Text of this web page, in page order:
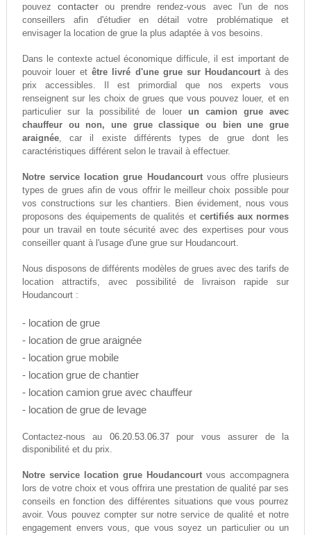
pouvezcontacter ou prendre rendez-vous avec l'un de nos
conseillers afin d'étudier en détail votre problématique et
envisager la location de grue la plus adaptée à vos besoins.
Dans le contexte actuel économique difficule, il est important de
pouvoir louer et être livré d'une grue sur Houdancourt à des
prix accessibles. Il est primordial que nos experts vous
renseignent sur les choix de grues que vous pouvez louer, et en
particulier sur la possibilité de louer un camion grue avec
chauffeur ou non, une grue classique ou bien une grue
araignée, car il existe différents types de grue dont les
caractéristiques différent selon le travail à effectuer.
Notre service location grue Houdancourtvous offre plusieurs
types de grues afin de vous offrir le meilleur choix possible pour
vos constructions sur les chantiers. Bien évidement, nous vous
proposons des équipements de qualités et certifiés aux normes
pour un travail en toute sécurité avec des expertises pour vous
conseiller quant à l'usage d'une grue sur Houdancourt.
Nous disposons de différents modèles de grues avec des tarifs de
location attractifs, avec possibilité de livraison rapide sur
Houdancourt :
- location de grue
- location de grue araignée
- location grue mobile
- location grue de chantier
- location camion grue avec chauffeur
- location de grue de levage
Contactez-nous au 06.20.53.06.37pour vous assurer de la
disponibilité et du prix.
Notre service location grue Houdancourt vous accompagnera
lors de votre choix et vous offrira une prestation de qualité par ses
conseils en fonction des différentes situations que vous pourrez
avoir. Vous pouvez compter sur notre service de qualité et notre
engagement envers vous, que vous soyez un particulier ou un